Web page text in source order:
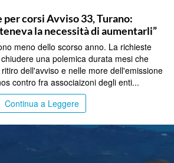
corsi Avviso 33, Turano:
la necessità di aumentarli”
meno dello scorso anno. La richieste
una polemica durata mesi che
dell'avviso e nelle more dell'emissione
contro fra associaizoni degli enti...
Continua a Leggere